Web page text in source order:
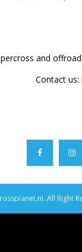
and
Contact us:
All Right